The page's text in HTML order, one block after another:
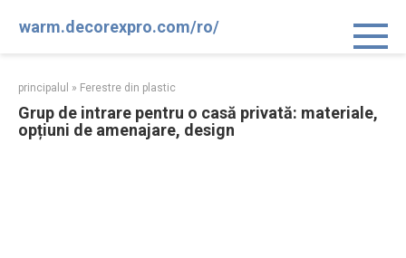
warm.decorexpro.com/ro/
principalul » Ferestre din plastic
Grup de intrare pentru o casă privată: materiale,
opțiuni de amenajare, design